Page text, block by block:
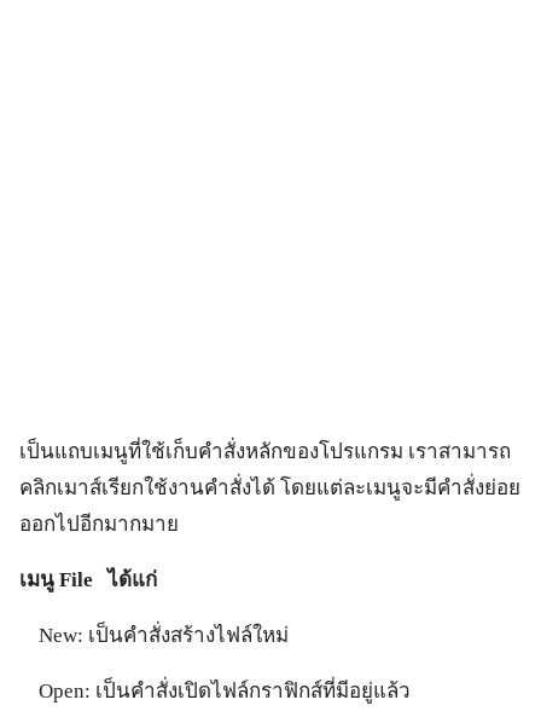
เป็นแถบเมนูที่ใช้เก็บคำสั่งหลักของโปรแกรม เราสามารถ
คลิกเมาส์เรียกใช้งานคำสั่งได้ โดยแต่ละเมนูจะมีคำสั่งย่อย
ออกไปอีกมากมาย
เมนู File ได้แก่
New: เป็นคำสั่งสร้างไฟล์ใหม่
Open: เป็นคำสั่งเปิดไฟล์กราฟิกส์ที่มีอยู่แล้ว